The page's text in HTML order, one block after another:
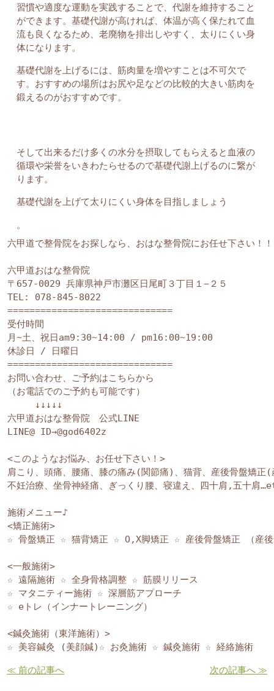
習慣や適度な運動を実践することで、代謝を維持すること
ができます。基礎代謝が高ければ、体温が高く保たれて血
流も良くなるため、老廃物を排出しやすく、太りにくい身
体になります。
基礎代謝を上げるには、筋肉量を増やすことは不可欠で
す。おすすめの場所はお尻や足などの比較的大きい筋肉を
鍛えるのがおすすめです。
そして出来るだけ多くの水分を摂取してもらえると血液の
循環や栄誉をいきわたらせるので基礎代謝上げるのに繋が
ります。
基礎代謝を上げて太りにくい身体を目指しましょう
。
六甲道で整骨院をお探しなら、おはな整骨院にお任せ下さい！！
六甲道おはな整骨院
〒657-0029 兵庫県神戸市灘区日尾町３丁目１−２５
TEL: 078-845-8022
==============================
受付時間
月~土、祝日am9:30~14:00 / pm16:00~19:00
休診日 / 日曜日
==============================
お問い合わせ、ご予約はこちらから
（お電話でのご予約も可能です）
↓↓↓↓↓
六甲道おはな整骨院　公式LINE
LINE@ ID→@god6402z
<このようなお悩み、お任せ下さい！>
肩こり、頭痛、腰痛、膝の痛み(関節痛)、猫背、産後骨盤矯正
不妊治療、坐骨神経痛、ぎっくり腰、寝違え、四十肩,五十肩
施術メニュー♪
<矯正施術>
☆ 骨盤矯正 ☆ 猫背矯正 ☆ O,X脚矯正 ☆ 産後骨盤矯正 （産後
<一般施術>
☆ 遠隔施術 ☆ 全身骨格調整 ☆ 筋膜リリース
☆ マタニティー施術 ☆ 深層筋アプローチ
☆ eトレ（インナートレーニング）
<鍼灸施術（東洋施術）>
☆ 美容鍼灸 (美顔鍼)☆ お灸施術 ☆ 鍼灸施術 ☆ 経絡施術
≪ 前の記事へ 次の記事へ ≫